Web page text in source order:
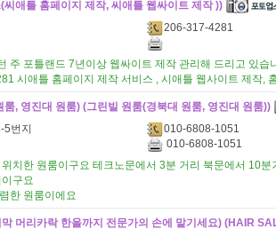
씨애틀 홈페이지 제작, 씨애틀 웹싸이트 제작 ))
206-317-4281
주 포틀랜드 7년이상 웹싸이트 제작 관리해 드리고 있습
시애틀 홈페이지 제작 서비스 , 시애틀 웹사이트 제작,
룸, 영진대 원룸) (그린빌 원룸(경북대 원룸, 영진대 원룸))
번지
010-6808-1051
010-6808-1051
치한 원룸이구요 테크노문에서 3분 거리 북문에서 10
구요
한 원룸이에요
머리카락 한올까지 전문가의 손에 맡기세요) (HAIR